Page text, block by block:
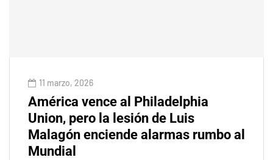
11 marzo, 2026
América vence al Philadelphia
Union, pero la lesión de Luis
Malagón enciende alarmas rumbo al
Mundial